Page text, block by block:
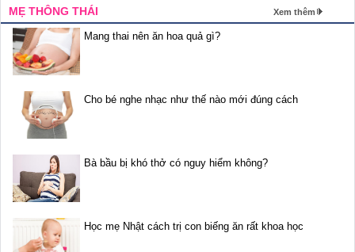
MẸ THÔNG THÁI Xem thêm
Mang thai nên ăn hoa quả gì?
Cho bé nghe nhạc như thế nào mới đúng cách
Bà bầu bị khó thở có nguy hiểm không?
Học mẹ Nhật cách trị con biếng ăn rất khoa học